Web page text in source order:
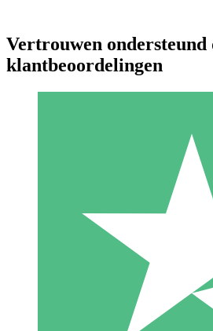
Individuele
Betaal per gebruik met
1000
Vertrouwen ondersteund
klantbeoordelingen